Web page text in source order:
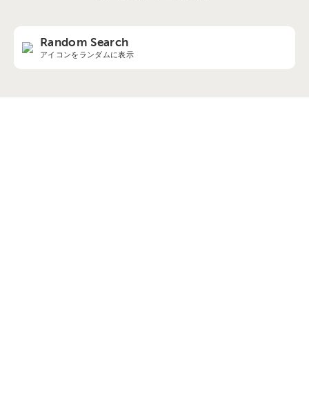
Random Search
アイコンをランダムに表示